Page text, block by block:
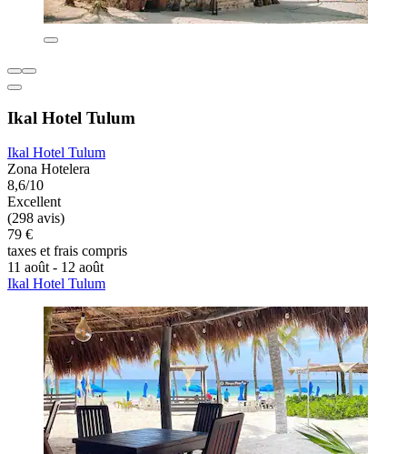
Ikal Hotel Tulum
Ikal Hotel Tulum
Zona Hotelera
8,6/10
Excellent
(298 avis)
79 €
taxes et frais compris
11 août - 12 août
Ikal Hotel Tulum